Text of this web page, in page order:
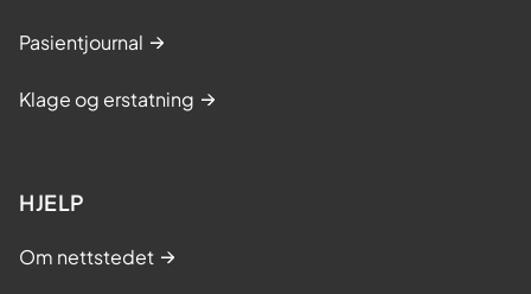
Pasientjournal
Klage og erstatning
HJELP
Om nettstedet